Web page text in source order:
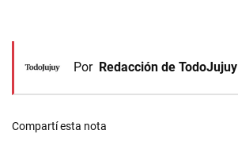
Por Redacción de TodoJujuy
Compartí esta nota